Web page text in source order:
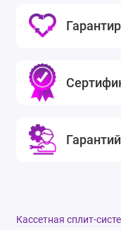
Кассетная сплит-